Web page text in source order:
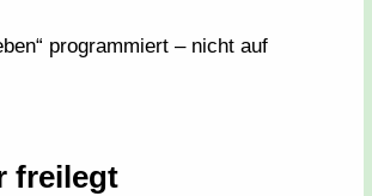
programmiert – nicht auf
freilegt